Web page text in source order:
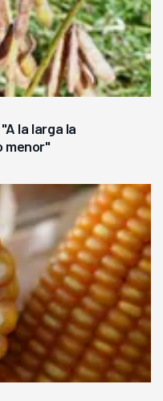
la larga la
menor"